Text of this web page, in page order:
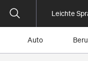
Leichte
Auto